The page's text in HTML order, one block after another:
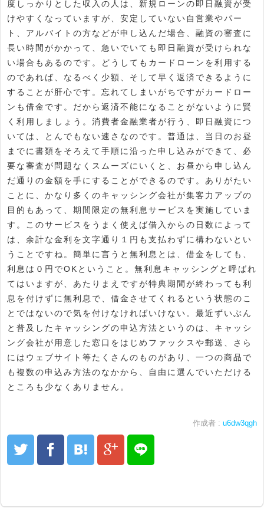
度しっかりとした収入の人は、新規ローンの即日融資が受
けやすくなっていますが、安定していない自営業やパー
ト、アルバイトの方などが申し込んだ場合、融資の審査に
長い時間がかかって、急いでいても即日融資が受けられな
い場合もあるのです。どうしてもカードローンを利用する
のであれば、なるべく少額、そして早く返済できるように
することが肝心です。忘れてしまいがちですがカードロー
ンも借金です。だから返済不能になることがないように賢
く利用しましょう。消費者金融業者が行う、即日融資につ
いては、とんでもない速さなのです。普通は、当日のお昼
までに書類をそろえて手順に沿った申し込みができて、必
要な審査が問題なくスムーズにいくと、お昼から申し込ん
だ通りの金額を手にすることができるのです。ありがたい
ことに、かなり多くのキャッシング会社が集客力アップの
目的もあって、期間限定の無利息サービスを実施していま
す。このサービスをうまく使えば借入からの日数によって
は、余計な金利を文字通り１円も支払わずに構わないとい
うことですね。簡単に言うと無利息とは、借金をしても、
利息は０円でOKということ。無利息キャッシングと呼ばれ
てはいますが、あたりまえですが特典期間が終わっても利
息を付けずに無利息で、借金させてくれるという状態のこ
とではないので気を付けなければいけない。最近ずいぶん
と普及したキャッシングの申込方法というのは、キャッシ
ング会社が用意した窓口をはじめファックスや郵送、さら
にはウェブサイト等たくさんのものがあり、一つの商品で
も複数の申込み方法のなかから、自由に選んでいただける
ところも少なくありません。
作成者 : u6dw3qgh